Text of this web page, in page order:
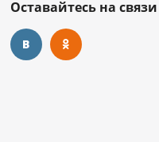
Оставайтесь на связи